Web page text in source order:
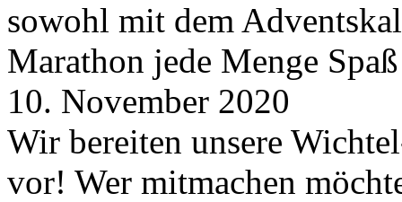
sowohl mit dem
Marathon jede Menge
10. November 2020
Wir bereiten unsere
vor! Wer mitmachen